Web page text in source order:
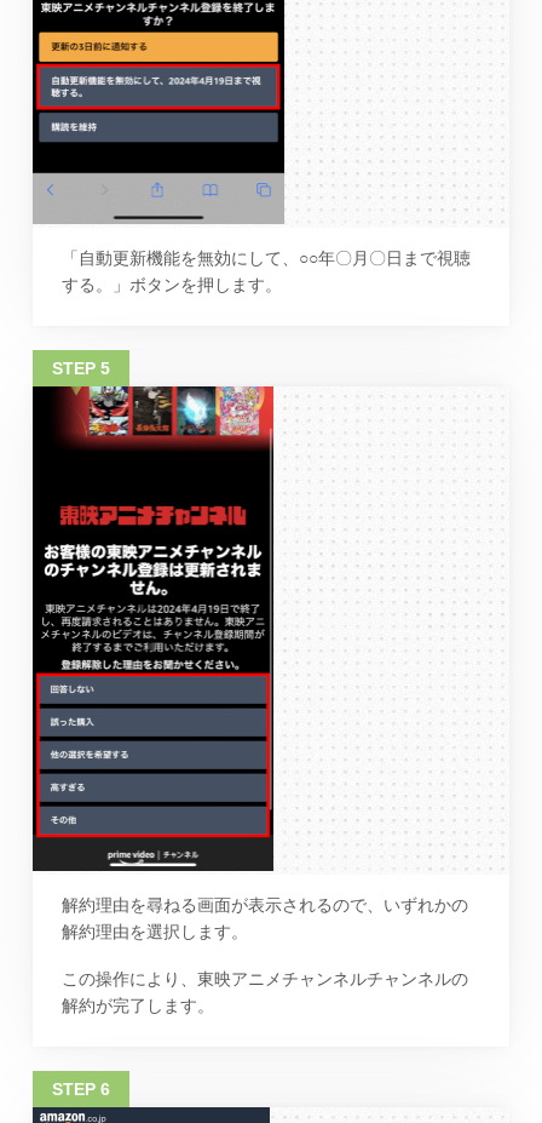
「自動更新機能を無効にして、○○年〇月〇日まで視聴
する。」ボタンを押します。
解約理由を尋ねる画面が表示されるので、いずれかの
解約理由を選択します。
この操作により、東映アニメチャンネルチャンネルの
解約が完了します。